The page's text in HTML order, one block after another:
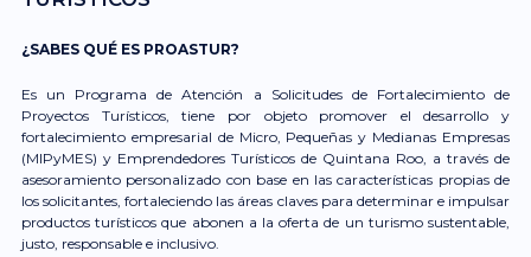
¿SABES QUÉ ES PROASTUR?
Es un Programa de Atención a Solicitudes de Fortalecimiento de
Proyectos Turísticos, tiene por objeto promover el desarrollo y
fortalecimiento empresarial de Micro, Pequeñas y Medianas Empresas
(MIPyMES) y Emprendedores Turísticos de Quintana Roo, a través de
asesoramiento personalizado con base en las características propias de
los solicitantes, fortaleciendo las áreas claves para determinar e impulsar
productos turísticos que abonen a la oferta de un turismo sustentable,
justo, responsable e inclusivo.